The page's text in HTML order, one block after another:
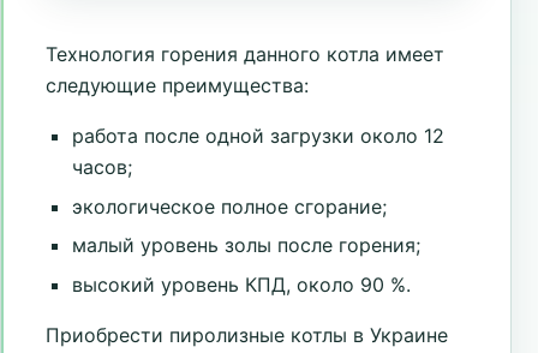
Технология горения данного котла имеет
следующие преимущества:
работа после одной загрузки около 12
часов;
экологическое полное сгорание;
малый уровень золы после горения;
высокий уровень КПД, около 90 %.
Приобрести пиролизные котлы в Украине